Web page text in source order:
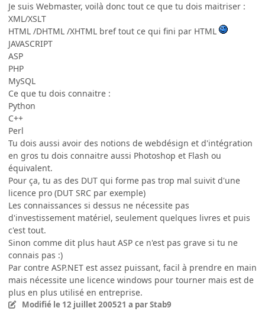
Je suis Webmaster, voilà donc tout ce que tu dois maitriser :
XML/XSLT
HTML /DHTML /XHTML bref tout ce qui fini par HTML
JAVASCRIPT
ASP
PHP
MySQL
Ce que tu dois connaitre :
Python
C++
Perl
Tu dois aussi avoir des notions de webdésign et d'intégration
en gros tu dois connaitre aussi Photoshop et Flash ou
équivalent.
Pour ça, tu as des DUT qui forme pas trop mal suivit d'une
licence pro (DUT SRC par exemple)
Les connaissances si dessus ne nécessite pas
d'investissement matériel, seulement quelques livres et puis
c'est tout.
Sinon comme dit plus haut ASP ce n'est pas grave si tu ne
connais pas :)
Par contre ASP.NET est assez puissant, facil à prendre en main
mais nécessite une licence windows pour tourner mais est de
plus en plus utilisé en entreprise.
Modifié le 12 juillet 200521 a par Stab9